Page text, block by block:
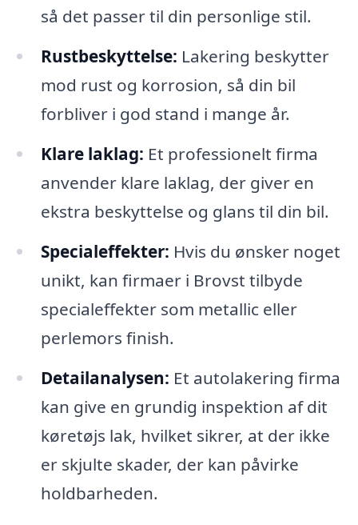
så det passer til din personlige stil.
Rustbeskyttelse: Lakering beskytter
mod rust og korrosion, så din bil
forbliver i god stand i mange år.
Klare laklag: Et professionelt firma
anvender klare laklag, der giver en
ekstra beskyttelse og glans til din bil.
Specialeffekter: Hvis du ønsker noget
unikt, kan firmaer i Brovst tilbyde
specialeffekter som metallic eller
perlemors finish.
Detailanalysen: Et autolakering firma
kan give en grundig inspektion af dit
køretøjs lak, hvilket sikrer, at der ikke
er skjulte skader, der kan påvirke
holdbarheden.